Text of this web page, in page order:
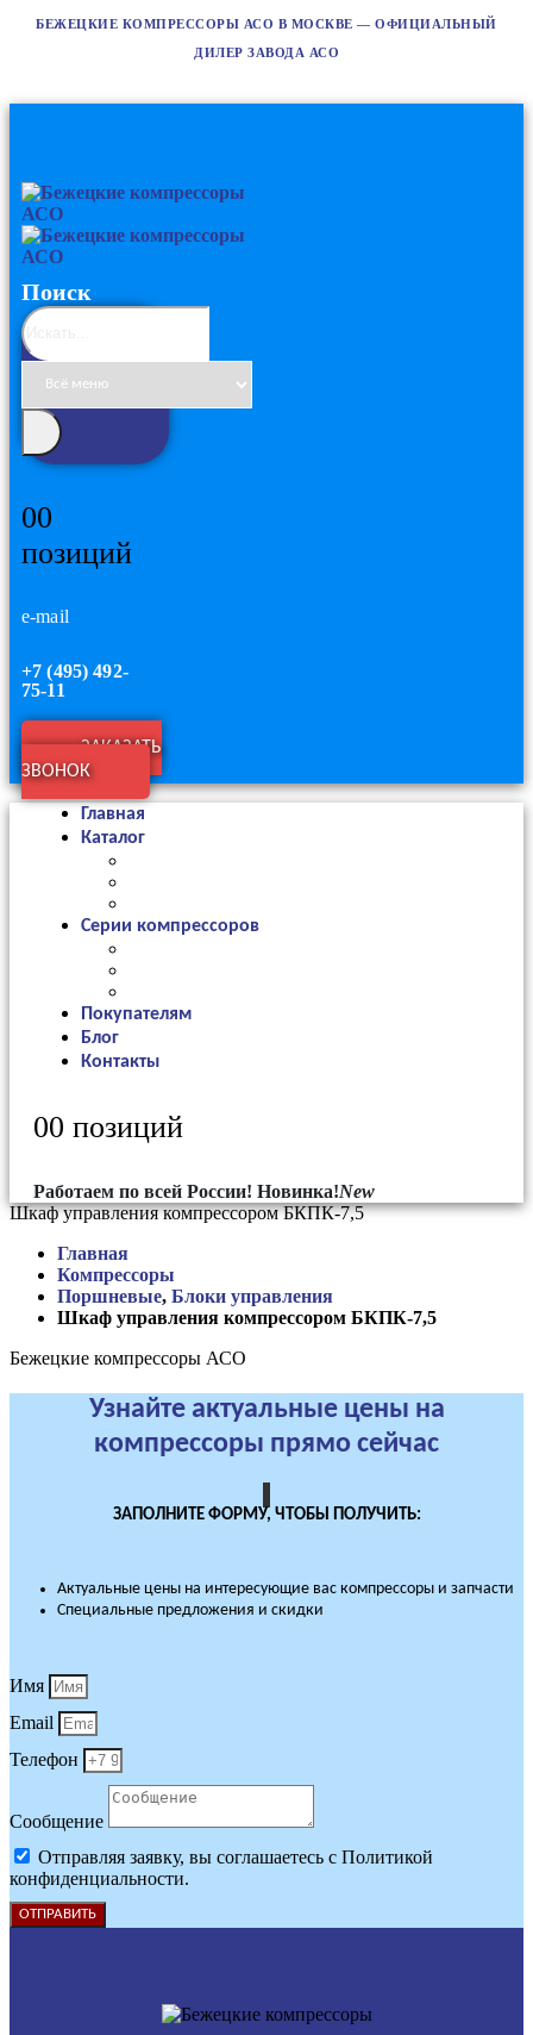
БЕЖЕЦКИЕ КОМПРЕССОРЫ АСО В МОСКВЕ — ОФИЦИАЛЬНЫЙ
ДИЛЕР ЗАВОДА АСО
Поиск
00
позиций
e-mail
+7 (495) 492-
75-11
ЗАКАЗАТЬ
ЗВОНОК
Главная
Каталог
Серии компрессоров
Покупателям
Блог
Контакты
00 позиций
Работаем по всей России! Новинка!New
Шкаф управления компрессором БКПК-7,5
Главная
Компрессоры
Поршневые, Блоки управления
Шкаф управления компрессором БКПК-7,5
Бежецкие компрессоры АСО
Узнайте актуальные цены на
компрессоры прямо сейчас
ЗАПОЛНИТЕ ФОРМУ, ЧТОБЫ ПОЛУЧИТЬ:
Актуальные цены на интересующие вас компрессоры и запчасти
Специальные предложения и скидки
Имя
Email
Телефон
Сообщение
Отправляя заявку, вы соглашаетесь с Политикой
конфиденциальности.
ОТПРАВИТЬ